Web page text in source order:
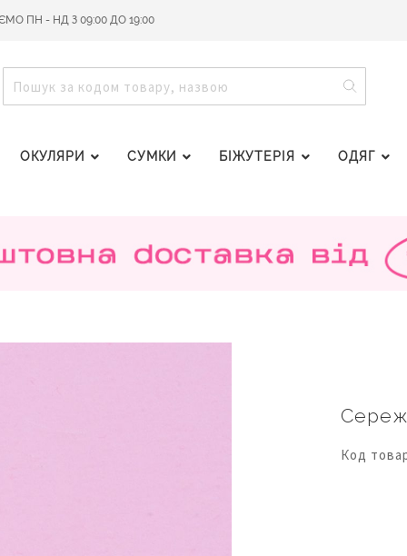
ПН - НД З 09:00 ДО 19:00
ОКУЛЯРИ СУМКИ БІЖУТЕРІЯ ОДЯГ
Код